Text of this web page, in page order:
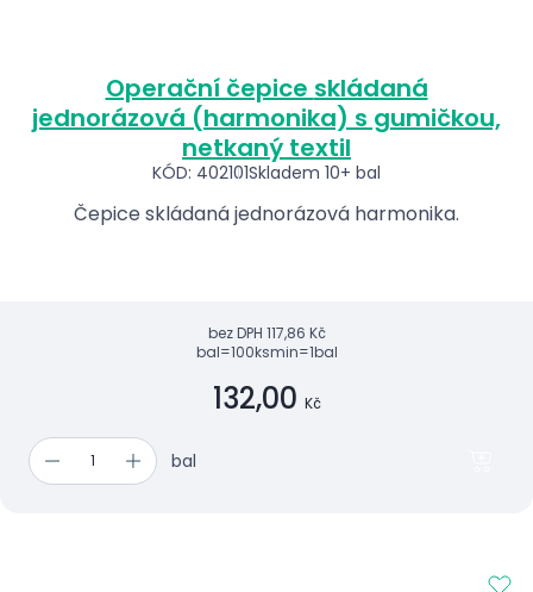
Operační čepice skládaná
jednorázová (harmonika) s gumičkou,
netkaný textil
KÓD: 402101Skladem 10+ bal
Čepice skládaná jednorázová harmonika.
bez DPH 117,86 Kč
bal=100ksmin=1bal
132,00 Kč
bal